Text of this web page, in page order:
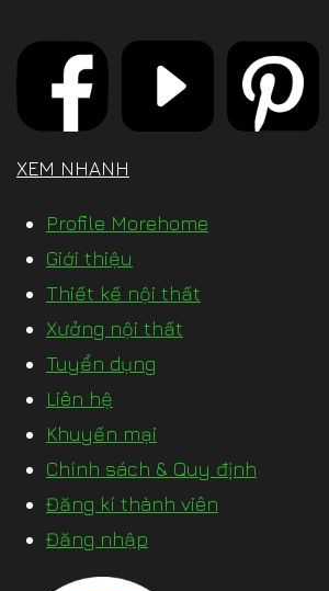
XEM NHANH
Profile Morehome
Giới thiệu
Thiết kế nội thất
Xưởng nội thất
Tuyển dụng
Liên hệ
Khuyến mại
Chính sách & Quy định
Đăng kí thành viên
Đăng nhập